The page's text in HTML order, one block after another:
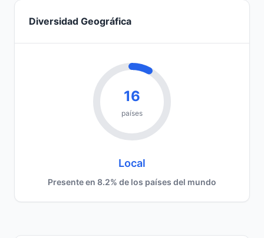
Diversidad Geográfica
16
países
Local
Presente en 8.2% de los países del mundo